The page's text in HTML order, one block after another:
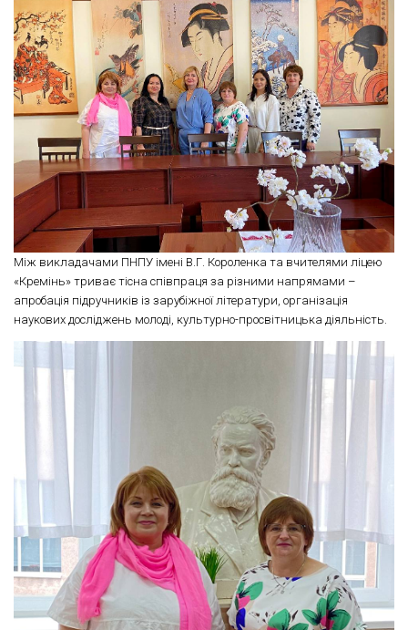
Між викладачами ПНПУ імені В.Г. Короленка та вчителями ліцею
«Кремінь» триває тісна співпраця за різними напрямами –
апробація підручників із зарубіжної літератури, організація
наукових досліджень молоді, культурно-просвітницька діяльність.